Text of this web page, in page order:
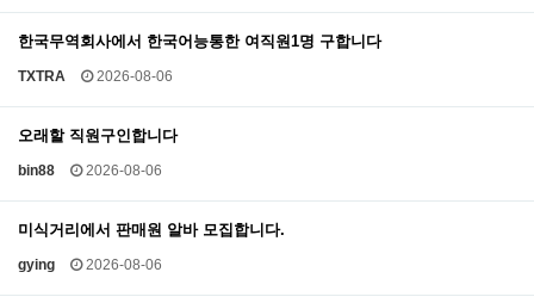
한국무역회사에서 한국어능통한 여직원1명 구합니다
TXTRA 2026-08-06
오래할 직원구인합니다
bin88 2026-08-06
미식거리에서 판매원 알바 모집합니다.
gying 2026-08-06